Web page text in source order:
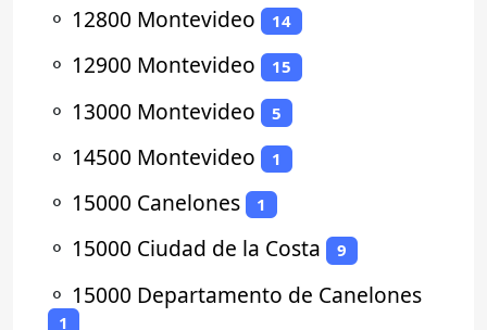
⚬ 12800 Montevideo 14
⚬ 12900 Montevideo 15
⚬ 13000 Montevideo 5
⚬ 14500 Montevideo 1
⚬ 15000 Canelones 1
⚬ 15000 Ciudad de la Costa 9
⚬ 15000 Departamento de Canelones
1